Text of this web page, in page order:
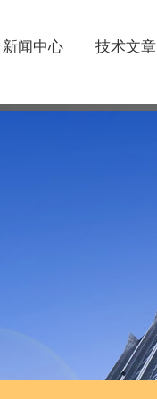
新闻中心 技术文章